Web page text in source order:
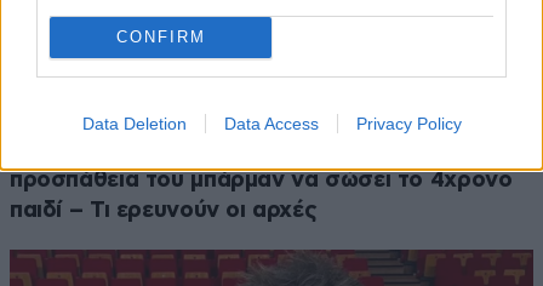
CONFIRM
Data Deletion Data Access Privacy Policy
ΚΟΙΝΩΝΙΑ09·08·2026 08:50
προσπάθεια του μπάρμαν να σώσει το 4χρονο
παιδί – Τι ερευνούν οι αρχές